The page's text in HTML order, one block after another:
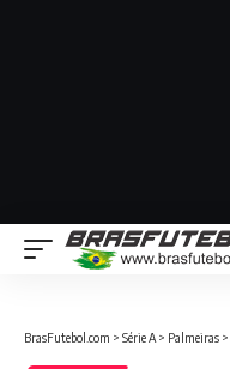
BrasFutebol.com > Série A > Palmeiras >